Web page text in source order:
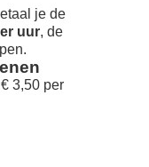
je de
uur, de
3,50 per